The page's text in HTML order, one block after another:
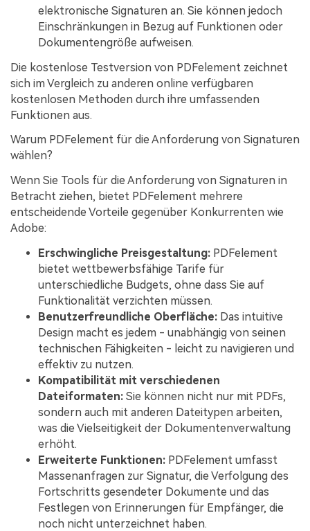
elektronische Signaturen an. Sie können jedoch
Einschränkungen in Bezug auf Funktionen oder
Dokumentengröße aufweisen.
Die kostenlose Testversion von PDFelement zeichnet
sich im Vergleich zu anderen online verfügbaren
kostenlosen Methoden durch ihre umfassenden
Funktionen aus.
Warum PDFelement für die Anforderung von Signaturen
wählen?
Wenn Sie Tools für die Anforderung von Signaturen in
Betracht ziehen, bietet PDFelement mehrere
entscheidende Vorteile gegenüber Konkurrenten wie
Adobe:
Erschwingliche Preisgestaltung: PDFelement
bietet wettbewerbsfähige Tarife für
unterschiedliche Budgets, ohne dass Sie auf
Funktionalität verzichten müssen.
Benutzerfreundliche Oberfläche: Das intuitive
Design macht es jedem - unabhängig von seinen
technischen Fähigkeiten - leicht zu navigieren und
effektiv zu nutzen.
Kompatibilität mit verschiedenen
Dateiformaten: Sie können nicht nur mit PDFs,
sondern auch mit anderen Dateitypen arbeiten,
was die Vielseitigkeit der Dokumentenverwaltung
erhöht.
Erweiterte Funktionen: PDFelement umfasst
Massenanfragen zur Signatur, die Verfolgung des
Fortschritts gesendeter Dokumente und das
Festlegen von Erinnerungen für Empfänger, die
noch nicht unterzeichnet haben.